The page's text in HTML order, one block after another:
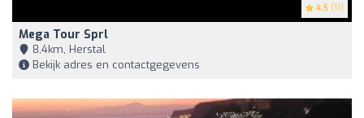
4.5 (11)
Mega Tour Sprl
8,4km, Herstal
Bekijk adres en contactgegevens